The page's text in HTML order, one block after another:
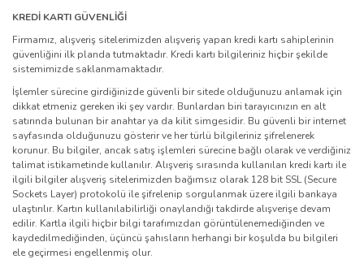
KREDİ KARTI GÜVENLİĞİ
Firmamız, alışveriş sitelerimizden alışveriş yapan kredi kartı sahiplerinin
güvenliğini ilk planda tutmaktadır. Kredi kartı bilgileriniz hiçbir şekilde
sistemimizde saklanmamaktadır.
İşlemler sürecine girdiğinizde güvenli bir sitede olduğunuzu anlamak için
dikkat etmeniz gereken iki şey vardır. Bunlardan biri tarayıcınızın en alt
satırında bulunan bir anahtar ya da kilit simgesidir. Bu güvenli bir internet
sayfasında olduğunuzu gösterir ve her türlü bilgileriniz şifrelenerek
korunur. Bu bilgiler, ancak satış işlemleri sürecine bağlı olarak ve verdiğiniz
talimat istikametinde kullanılır. Alışveriş sırasında kullanılan kredi kartı ile
ilgili bilgiler alışveriş sitelerimizden bağımsız olarak 128 bit SSL (Secure
Sockets Layer) protokolü ile şifrelenip sorgulanmak üzere ilgili bankaya
ulaştırılır. Kartın kullanılabilirliği onaylandığı takdirde alışverişe devam
edilir. Kartla ilgili hiçbir bilgi tarafımızdan görüntülenemediğinden ve
kaydedilmediğinden, üçüncü şahısların herhangi bir koşulda bu bilgileri
ele geçirmesi engellenmiş olur.